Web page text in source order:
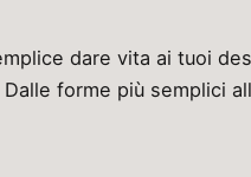
dare vita ai tuoi
forme più semplici